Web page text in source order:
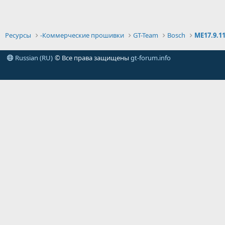
Ресурсы -Коммерческие прошивки GT-Team Bosch ME17.9.11
Russian (RU) © Все права защищены gt-forum.info